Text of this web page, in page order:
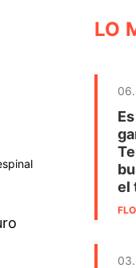
LO
el